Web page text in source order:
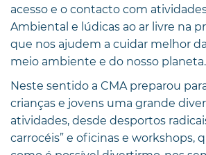
acesso e o contacto com
Ambiental e lúdicas ao ar livre na
que nos ajudem a cuidar melhor
meio ambiente e do nosso planeta.
Neste sentido a CMA preparou
crianças e jovens uma grande
atividades, desde desportos
carrocéis” e oficinas e workshops,